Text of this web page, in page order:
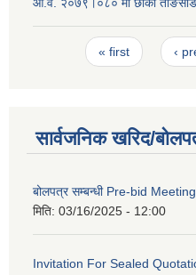
Pages« first ‹
सार्वजनिक खरिद/
बोलपत्र सम्बन्धी Pre-bid
मिति: 03/16/2025 - 12:00
Invitation For Sealed